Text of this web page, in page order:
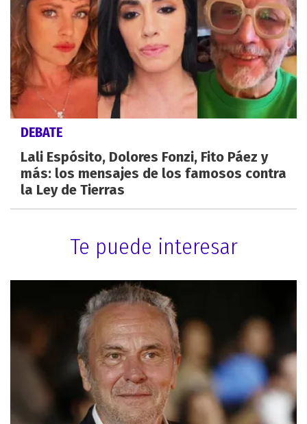
DEBATE
Lali Espósito, Dolores Fonzi, Fito Páez y
más: los mensajes de los famosos contra
la Ley de Tierras
Te puede interesar